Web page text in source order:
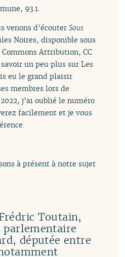
93.1.
venons d’écouterSous
Noires, disponible sous
Attribution, CC
un peu plus sur Les
eu le grand plaisir
membres lors de
j’ai oublié le numéro
facilement et je vous
à présent à notre sujet
Toutain,
parlementaire
députée entre